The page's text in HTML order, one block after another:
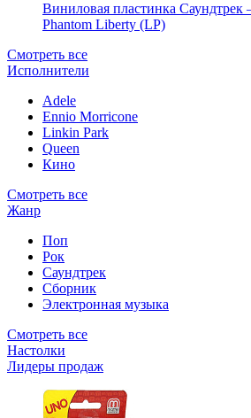
Виниловая пластинка Саундтрек
Phantom Liberty (LP)
Смотреть все
Исполнители
Adele
Ennio Morricone
Linkin Park
Queen
Кино
Смотреть все
Жанр
Поп
Рок
Саундтрек
Сборник
Электронная музыка
Смотреть все
Настолки
Лидеры продаж